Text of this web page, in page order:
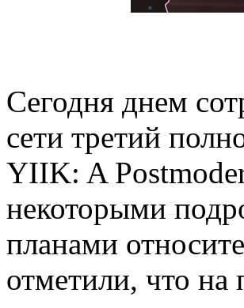
Сегодня днем
сети третий
YIIK: A
некоторыми
планами
отметили, что